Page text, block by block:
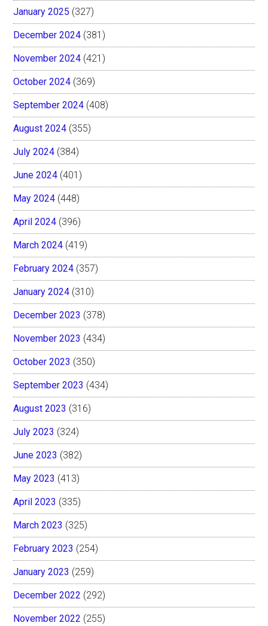
January 2025 (327)
December 2024 (381)
November 2024 (421)
October 2024 (369)
September 2024 (408)
August 2024 (355)
July 2024 (384)
June 2024 (401)
May 2024 (448)
April 2024 (396)
March 2024 (419)
February 2024 (357)
January 2024 (310)
December 2023 (378)
November 2023 (434)
October 2023 (350)
September 2023 (434)
August 2023 (316)
July 2023 (324)
June 2023 (382)
May 2023 (413)
April 2023 (335)
March 2023 (325)
February 2023 (254)
January 2023 (259)
December 2022 (292)
November 2022 (255)